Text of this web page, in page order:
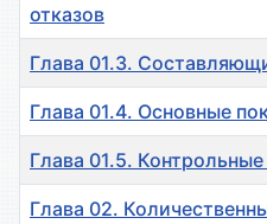
отказов
Глава 01.3.
Глава 01.4. Основные
Глава 01.5.
Глава 02.